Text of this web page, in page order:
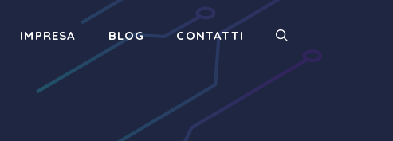
IMPRESA BLOG CONTATTI